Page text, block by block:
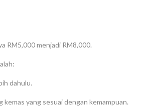
RM5,000 menjadi RM8,000.
dahulu.
kemas yang sesuai dengan kemampuan.